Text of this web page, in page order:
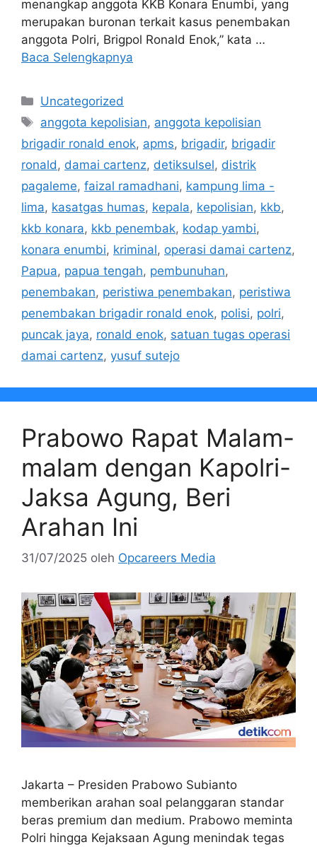
menangkap anggota KKB Konara Enumbi, yang
merupakan buronan terkait kasus penembakan
anggota Polri, Brigpol Ronald Enok,” kata …
Baca Selengkapnya
Kategori
Uncategorized
Tag
anggota kepolisian, anggota kepolisian
brigadir ronald enok, apms, brigadir, brigadir
ronald , damai cartenz, detiksulsel, distrik
pagaleme, faizal ramadhani, kampung lima -
lima, kasatgas humas, kepala, kepolisian, kkb,
kkb konara, kkb penembak, kodap yambi,
konara enumbi, kriminal, operasi damai cartenz,
Papua, papua tengah, pembunuhan,
penembakan, peristiwa penembakan, peristiwa
penembakan brigadir ronald enok, polisi, polri,
puncak jaya, ronald enok, satuan tugas operasi
damai cartenz, yusuf sutejo
Prabowo Rapat Malam-
malam dengan Kapolri-
Jaksa Agung, Beri
Arahan Ini
31/07/2025 oleh Opcareers Media
Jakarta – Presiden Prabowo Subianto
memberikan arahan soal pelanggaran standar
beras premium dan medium. Prabowo meminta
Polri hingga Kejaksaan Agung menindak tegas